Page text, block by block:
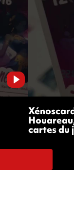
cartes du